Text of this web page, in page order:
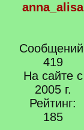
anna_alisa
419
На сайте с
2005 г.
Рейтинг:
185